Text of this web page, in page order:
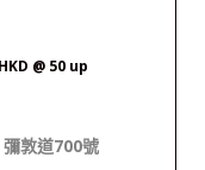
@ 50 up
敦道700號